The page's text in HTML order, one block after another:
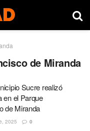
de Miranda
Sucre realizó
en el Parque
de Miranda
2025 0